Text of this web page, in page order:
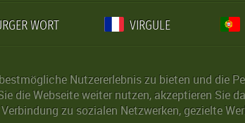
WORT VIRGULE
Nutzererlebnis zu bieten und die
die Webseite weiter nutzen, akzeptieren Sie
Verbindung zu sozialen Netzwerken, gezielte